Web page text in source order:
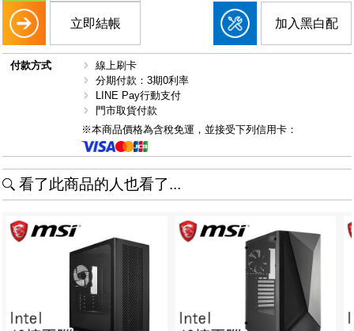
立即結帳 加入黑白配
付款方式
線上刷卡
分期付款：3期0利率
LINE Pay行動支付
門市取貨付款
※本商品價格為含稅免運，並接受下列信用卡：
看了此商品的人也看了...